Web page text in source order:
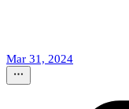
Mar 31, 2024